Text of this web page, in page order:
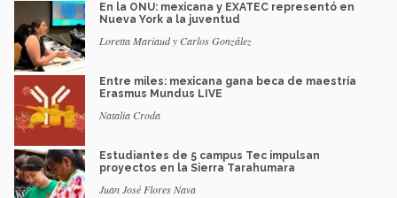
En la ONU: mexicana y EXATEC representó en
Nueva York a la juventud
Loretta Mariaud y Carlos González
Entre miles: mexicana gana beca de maestría
Erasmus Mundus LIVE
Natalia Croda
Estudiantes de 5 campus Tec impulsan
proyectos en la Sierra Tarahumara
Juan José Flores Nava